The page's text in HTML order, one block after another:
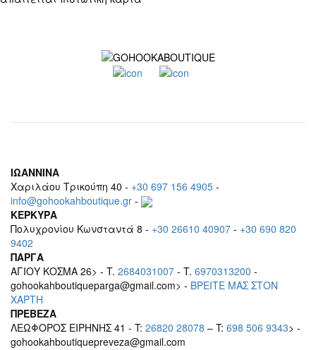
ΙΩΑΝΝΙΝΑ
Χαριλάου Τρικούπη 40 - +30 697 156 4905 -
info@gohookahboutique.gr -
ΚΕΡΚΥΡΑ
Πολυχρονίου Κωνσταντά 8 - +30 26610 40907 - +30 690 820
9402
ΠΑΡΓΑ
ΑΓΙΟΥ ΚΟΣΜΑ 26> - T. 2684031007 - T. 6970313200 -
gohookahboutiqueparga@gmail.com> - BΡEITE MAΣ ΣΤΟΝ
ΧΑΡΤΗ
ΠΡΕΒΕΖΑ
ΛΕΩΦΟΡΟΣ ΕΙΡΗΝΗΣ 41 - T: 26820 28078 – T: 698 506 9343> -
gohookahboutiquepreveza@gmail.com